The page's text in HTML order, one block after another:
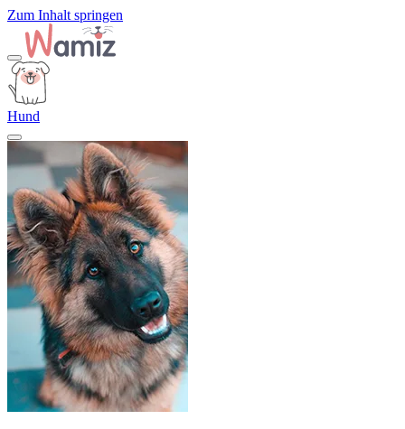
Zum Inhalt springen
Hund